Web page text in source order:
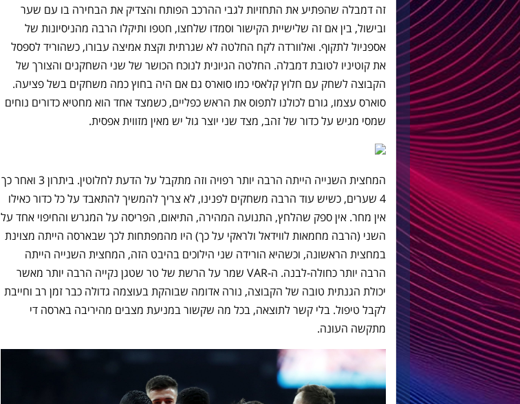
זה דמבלה שהפתיע את התחזיות לגבי ההרכב הפותח והצדיק את הבחירה בו עם שער
ובישול, בין אם זה שלישיית הקישור וסמדו שלחצו, חטפו ותיקלו הרבה מהניסיונות של
אספניול לתקוף. ואלוורדה לקח החלטה לא שגרתית וקצת אמיצה עבורו, כשהוריד לספסל
את קוטיניו לטובת דמבלה. החלטה הגיונית לנוכח הכושר של שני השחקנים והצורך של
הקבוצה לשחק עם חלוץ קלאסי כמו סוארס גם אם היה בחוץ כמה משחקים בשל פציעה.
סוארס עצמו, גורם לכולנו לתפוס את הראש כפליים, כשמצד אחד הוא מחטיא כדורים נוחים
שמסי מגיש על כדור של זהב, מצד שני יוצר גול יש מאין מזווית אפסית.
המחצית השנייה הייתה הרבה יותר רפויה וזה מתקבל על הדעת לחלוטין. ביתרון 3 ואחר כך
4 שערים, כשיש עוד הרבה משחקים לפנינו, לא צריך להמשיך להתאבד על כל כדור כאילו
אין מחר. אין ספק שהלחץ, התנועה המהירה, התיאום, הפריסה על המגרש והחיפוי אחד על
השני (הרבה מחמאות לווידאל ולראקי על כך) היו מהמפתחות לכך שבארסה הייתה מצוינת
במחצית הראשונה, וכשהיא הורידה שני הילוכים בהיבט הזה, המחצית השנייה הייתה
הרבה יותר כחולה-לבנה. ה-VAR שמר על הרשת של טר שטגן נקייה הרבה יותר מאשר
יכולת הגנתית טובה של הקבוצה, נורה אדומה שבוהקת בעוצמה גדולה כבר זמן רב וחייבת
לקבל טיפול. בלי קשר לתוצאה, בכל מה שקשור במניעת מצבים מהיריבה בארסה די
מתקשה העונה.